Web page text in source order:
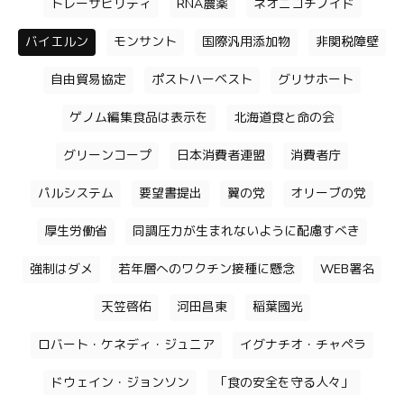
トレーサビリティ RNA農薬 ネオニコチノイド
バイエルン モンサント 国際汎用添加物 非関税障壁
自由貿易協定 ポストハーベスト グリサホート
ゲノム編集食品は表示を 北海道食と命の会
グリーンコープ 日本消費者連盟 消費者庁
パルシステム 要望書提出 翼の党 オリーブの党
厚生労働省 同調圧力が生まれないように配慮すべき
強制はダメ 若年層へのワクチン接種に懸念 WEB署名
天笠啓佑 河田昌東 稲葉國光
ロバート・ケネディ・ジュニア イグナチオ・チャペラ
ドウェイン・ジョンソン 「食の安全を守る人々」